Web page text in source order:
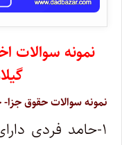
نمونه سوالات
نمونه سوالات حقوق جزا-
۱-حامد فردی